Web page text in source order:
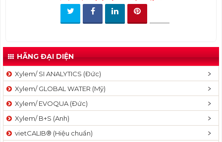
HÃNG ĐẠI DIỆN
Xylem/ SI ANALYTICS (Đức)
Xylem/ GLOBAL WATER (Mỹ)
Xylem/ EVOQUA (Đức)
Xylem/ B+S (Anh)
vietCALIB® (Hiệu chuẩn)